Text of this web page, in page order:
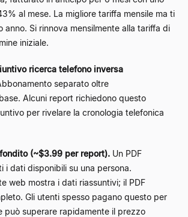
al mese. La migliore tariffa mensile ma ti
anno. Si rinnova mensilmente alla tariffa di
iniziale.
ricerca telefono inversa
separato oltre
Alcuni report richiedono questo
per rivelare la cronologia telefonica
(~$3.99 per report). Un PDF
i dati disponibili su una persona.
web mostra i dati riassuntivi; il PDF
Gli utenti spesso pagano questo per
può superare rapidamente il prezzo